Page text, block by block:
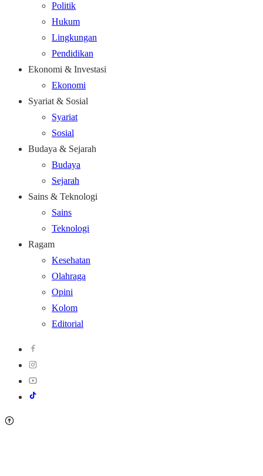
Politik
Hukum
Lingkungan
Pendidikan
Ekonomi & Investasi
Ekonomi
Syariat & Sosial
Syariat
Sosial
Budaya & Sejarah
Budaya
Sejarah
Sains & Teknologi
Sains
Teknologi
Ragam
Kesehatan
Olahraga
Opini
Kolom
Editorial